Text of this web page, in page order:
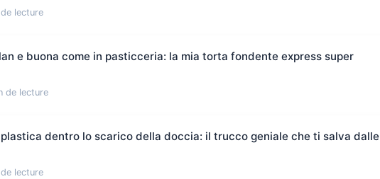
lecture
e buona come in pasticceria: la mia torta fondente express super
de lecture
dentro lo scarico della doccia: il trucco geniale che ti salva dalle
lecture